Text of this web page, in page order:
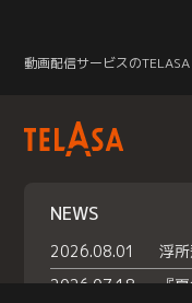
動画配信サービスのTELASA
NEWS
2026.08.01
2026.07.18